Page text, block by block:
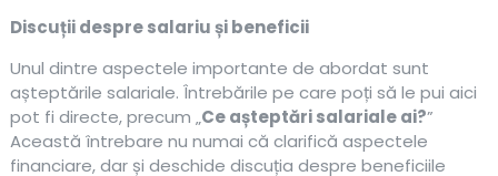
Discuții despre salariu și beneficii
Unul dintre aspectele importante de abordat sunt
așteptările salariale. Întrebările pe care poți să le pui aici
pot fi directe, precum „Ce așteptări salariale ai?”
Această întrebare nu numai că clarifică aspectele
financiare, dar și deschide discuția despre beneficiile